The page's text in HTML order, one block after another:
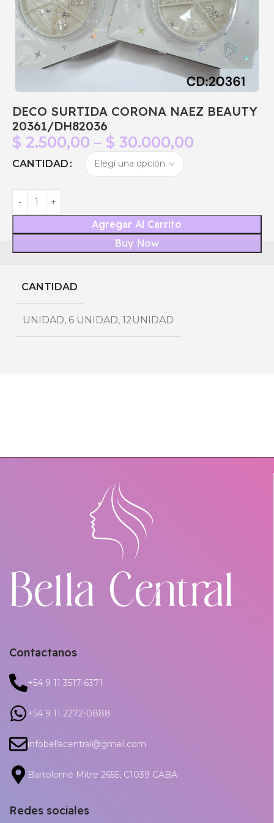
DECO SURTIDA CORONA NAEZ BEAUTY
20361/DH82036
$ 2.500,00 – $ 30.000,00
CANTIDAD
Agregar Al Carrito
Buy Now
CANTIDAD
UNIDAD, 6 UNIDAD, 12UNIDAD
Contactanos
+54 9 11 3517-6371
+54 9 11 2272-0888
infobellacentral@gmail.com
Bartolomé Mitre 2655, C1039 CABA
Redes sociales